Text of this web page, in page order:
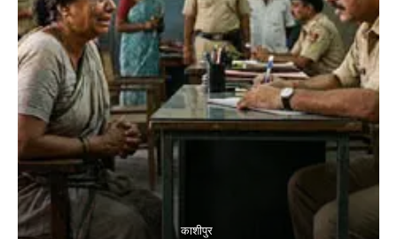
काशीपुर